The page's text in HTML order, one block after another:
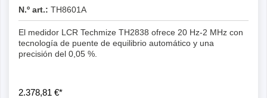
N.º art.: TH8601A
El medidor LCR Techmize TH2838 ofrece 20 Hz-2 MHz con
tecnología de puente de equilibrio automático y una
precisión del 0,05 %.
2.378,81 €*